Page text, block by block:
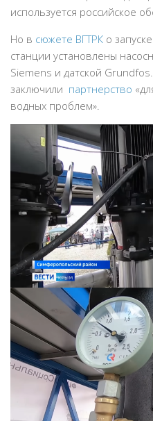
используется российское
Но в сюжете ВГТРК о
станции установлены
Siemens и датской
заключили партнерство
водных проблем».